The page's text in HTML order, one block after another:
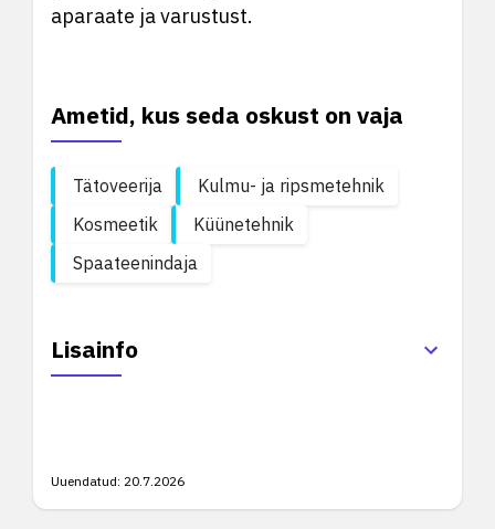
aparaate ja varustust.
Ametid, kus seda oskust on vaja
Tätoveerija
Kulmu- ja ripsmetehnik
Kosmeetik
Küünetehnik
Spaateenindaja
Lisainfo
Uuendatud: 20.7.2026